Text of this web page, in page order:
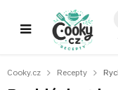
Cooky.cz Recepty